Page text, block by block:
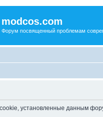
modcos.com
Форум посвященный проблемам
установленные данным